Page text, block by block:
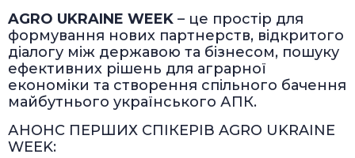
AGRO UKRAINE WEEK – це простір для
формування нових партнерств, відкритого
діалогу між державою та бізнесом, пошуку
ефективних рішень для аграрної
економіки та створення спільного бачення
майбутнього українського АПК.
АНОНС ПЕРШИХ СПІКЕРІВ AGRO UKRAINE
WEEK: